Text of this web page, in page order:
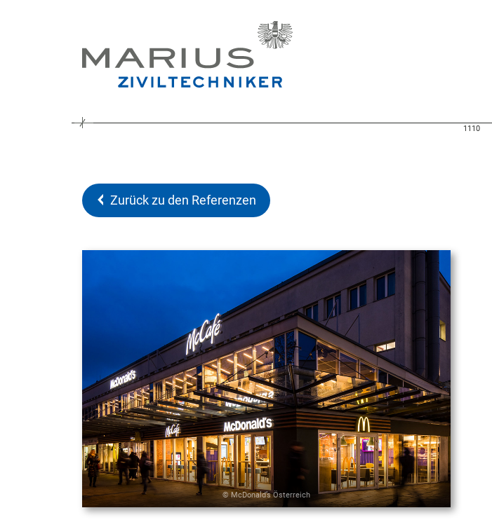
1110
Zurück zu den Referenzen
© McDonald’s Österreich